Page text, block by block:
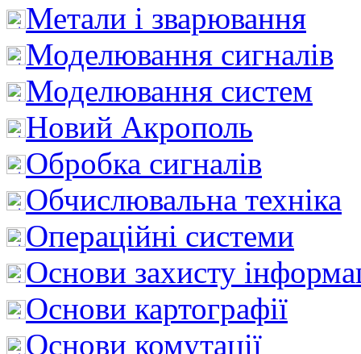
Метали і зварювання
Моделювання сигналів
Моделювання систем
Новий Акрополь
Обробка сигналів
Обчислювальна техніка
Операційні системи
Основи захисту
Основи картографії
Основи комутації